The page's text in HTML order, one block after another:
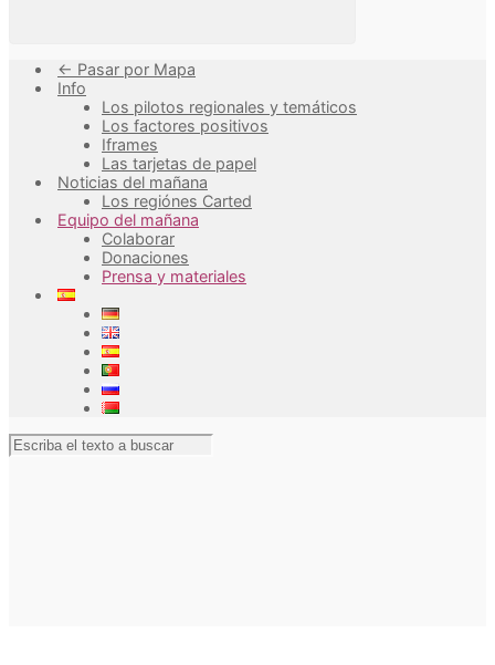
<- Pasar por Mapa
Info
Los pilotos regionales y temáticos
Los factores positivos
Iframes
Las tarjetas de papel
Noticias del mañana
Los regiónes Carted
Equipo del mañana
Colaborar
Donaciones
Prensa y materiales